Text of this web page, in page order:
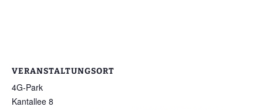
VERANSTALTUNGSORT
4G-Park
Kantallee 8